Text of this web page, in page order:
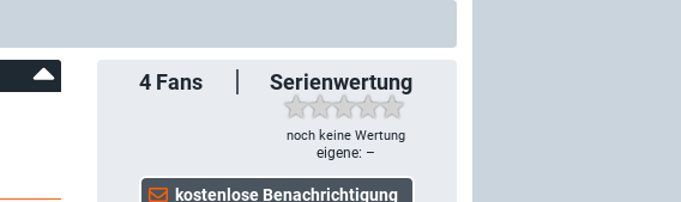
4 Fans Serienwertung
noch keine Wertung
eigene: –